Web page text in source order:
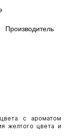
Производитель
с ароматом
желтого цвета и